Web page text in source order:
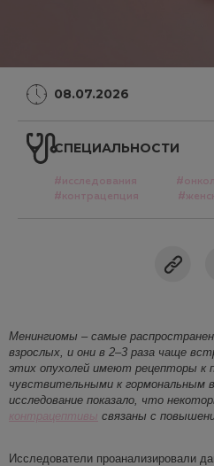
08.07.2026
СПЕЦИАЛЬНОСТИ
#исследования
#контрацепция
Менингиомы – самые расп
взрослых, и они в 2–3 раза чаще
этих опухолей имеют рецепторы к
чувствительными к гормональным
исследование показало, что
контрацептивы связаны с
Исследователи проанализировали